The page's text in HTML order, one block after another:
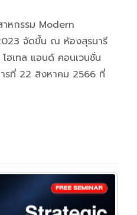
หกรรม Modern
จัดขึ้น ณ ห้องสุรนารี
ฮเทล แอนด์ คอนเวนชั่น
ารที่ 22 สิงหาคม 2566 ที่